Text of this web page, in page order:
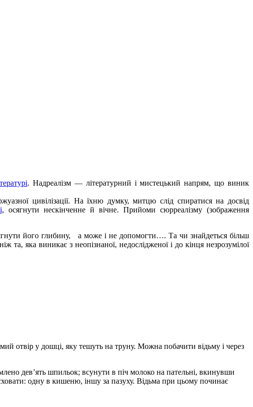
. Надреалізм — літературний і мистецький напрям, що виник
цивілізації. На їхню думку, митцю слід спиратися на досвід
, осягнути нескінченне й вічне. Прийоми сюрреалізму (зображення
його глибину, а може і не допомогти…. Та чи знайдеться більш
яка виникає з неопізнаної, недослідженої і до кінця незрозумілої
отвір у дошці, яку тешуть на труну. Можна побачити відьму і через
дев’ять шпильок; всунути в піч молоко на пательні, вкинувши
одну в кишеню, іншу за пазуху. Відьма при цьому починає